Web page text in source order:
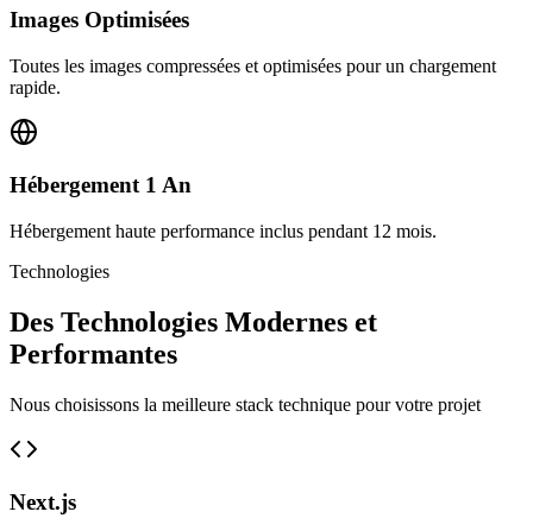
Images Optimisées
Toutes les images compressées et optimisées pour un chargement
rapide.
Hébergement 1 An
Hébergement haute performance inclus pendant 12 mois.
Technologies
Des Technologies Modernes et
Performantes
Nous choisissons la meilleure stack technique pour votre projet
Next.js